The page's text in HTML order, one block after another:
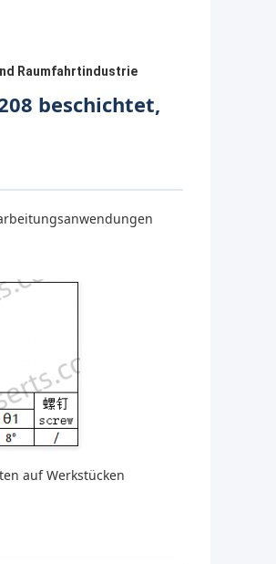
Raumfahrtindustrie
beschichtet,
auf Werkstücken